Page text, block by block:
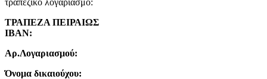
ΤΡΑΠΕΖΑ ΠΕΙΡΑΙΩΣ
IBAN:
Αρ.Λογαριασμού:
Όνομα δικαιούχου: